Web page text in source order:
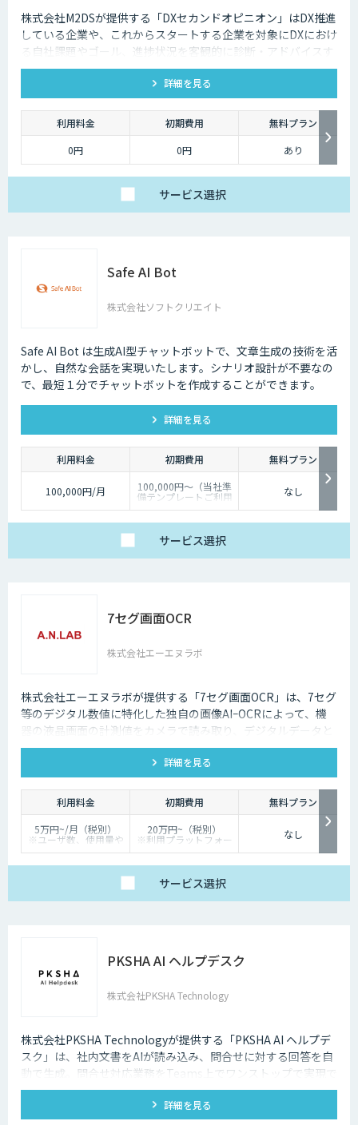
株式会社M2DSが提供する「DXセカンドオピニオン」はDX推進
している企業や、これからスタートする企業を対象にDXにおけ
る自社課題やゴール、進捗状況を客観的に診断・アドバイスす
るサービスです
詳細を見る
利用料金 初期費用
無料プラン
0円
0円 あり
サービス選択
Safe AI Bot
株式会社ソフトクリエイト
Safe AI Bot は生成AI型チャットボットで、文章生成の技術を活
かし、自然な会話を実現いたします。シナリオ設計が不要なの
で、最短１分でチャットボットを作成することができます。
詳細を見る
利用料金 初期費用 無料プラン
100,000円/月 100,000円～（当社準
備テンプレートご利用
の場合）
なし
サービス選択
7セグ画面OCR
株式会社エーエヌラボ
株式会社エーエヌラボが提供する「7セグ画面OCR」は、7セグ
等のデジタル数値に特化した独自の画像AIｰOCRによって、機
器の液晶画面の計測値をカメラで読み取り、デジタルデータと
して記録するサービスです
詳細を見る
利用料金 初期費用
無料プラン
5万円~/月（税別）
※ユーザ数、使用量や
カスタマイズ要望に応
20万円~（税別）
※利用プラットフォー
ムや必要なチューニン
なし
サービス選択
PKSHA AI ヘルプデスク
株式会社PKSHA Technology
株式会社PKSHA Technologyが提供する「PKSHA AI ヘルプデ
スク」は、社内文書をAIが読み込み、問合せに対する回答を自
動で生成。問合せ対応業務をTeams上でワンストップで実現で
きるサービスです。
詳細を見る